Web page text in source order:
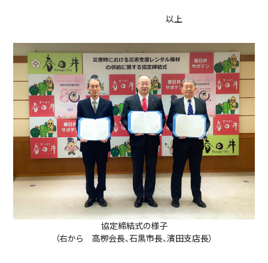
以上
協定締結式の様子
（右から 高栁会長、石黒市長、濱田支店長）